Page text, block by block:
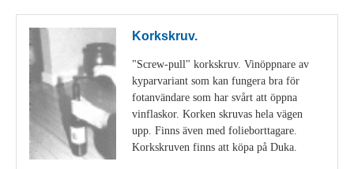
Korkskruv.
"Screw-pull" korkskruv. Vinöppnare av
kyparvariant som kan fungera bra för
fotanvändare som har svårt att öppna
vinflaskor. Korken skruvas hela vägen
upp. Finns även med folieborttagare.
Korkskruven finns att köpa på Duka.